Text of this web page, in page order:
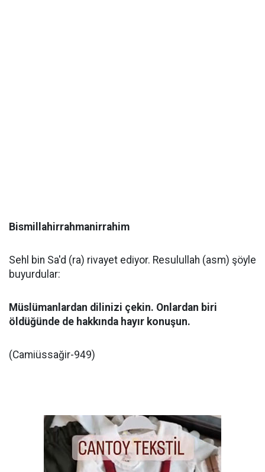
Bismillahirrahmanirrahim
Sehl bin Sa'd (ra) rivayet ediyor. Resulullah (asm) şöyle
buyurdular:
Müslümanlardan dilinizi çekin. Onlardan biri
öldüğünde de hakkında hayır konuşun.
(Camiüssağir-949)